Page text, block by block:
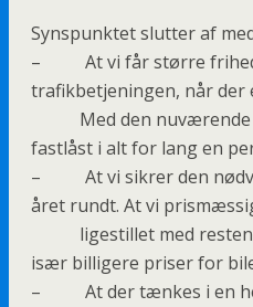
Synspunktet slutter af
– At vi får større frihed
trafikbetjeningen, når der
Med den nuværende
fastlåst i alt for lang en
– At vi sikrer den
året rundt. At vi
ligestillet med resten
især billigere priser for
– At der tænkes i en